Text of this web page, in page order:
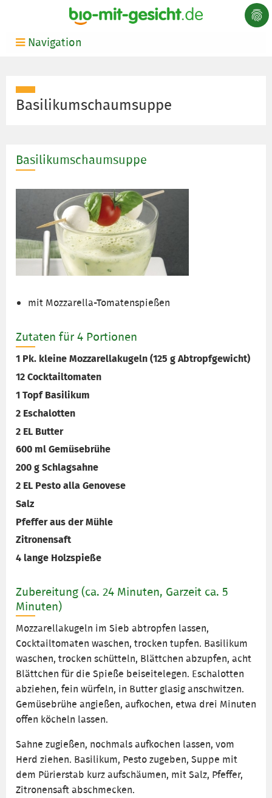
Navigation
Basilikumschaumsuppe
Basilikumschaumsuppe
mit Mozzarella-Tomatenspießen
Zutaten für 4 Portionen
1 Pk. kleine Mozzarellakugeln (125 g Abtropfgewicht)
12 Cocktailtomaten
1 Topf Basilikum
2 Eschalotten
2 EL Butter
600 ml Gemüsebrühe
200 g Schlagsahne
2 EL Pesto alla Genovese
Salz
Pfeffer aus der Mühle
Zitronensaft
4 lange Holzspieße
Zubereitung (ca. 24 Minuten, Garzeit ca. 5
Minuten)
Mozzarellakugeln im Sieb abtropfen lassen,
Cocktailtomaten waschen, trocken tupfen. Basilikum
waschen, trocken schütteln, Blättchen abzupfen, acht
Blättchen für die Spieße beiseitelegen. Eschalotten
abziehen, fein würfeln, in Butter glasig anschwitzen.
Gemüsebrühe angießen, aufkochen, etwa drei Minuten
offen köcheln lassen.
Sahne zugießen, nochmals aufkochen lassen, vom
Herd ziehen. Basilikum, Pesto zugeben, Suppe mit
dem Pürierstab kurz aufschäumen, mit Salz, Pfeffer,
Zitronensaft abschmecken.